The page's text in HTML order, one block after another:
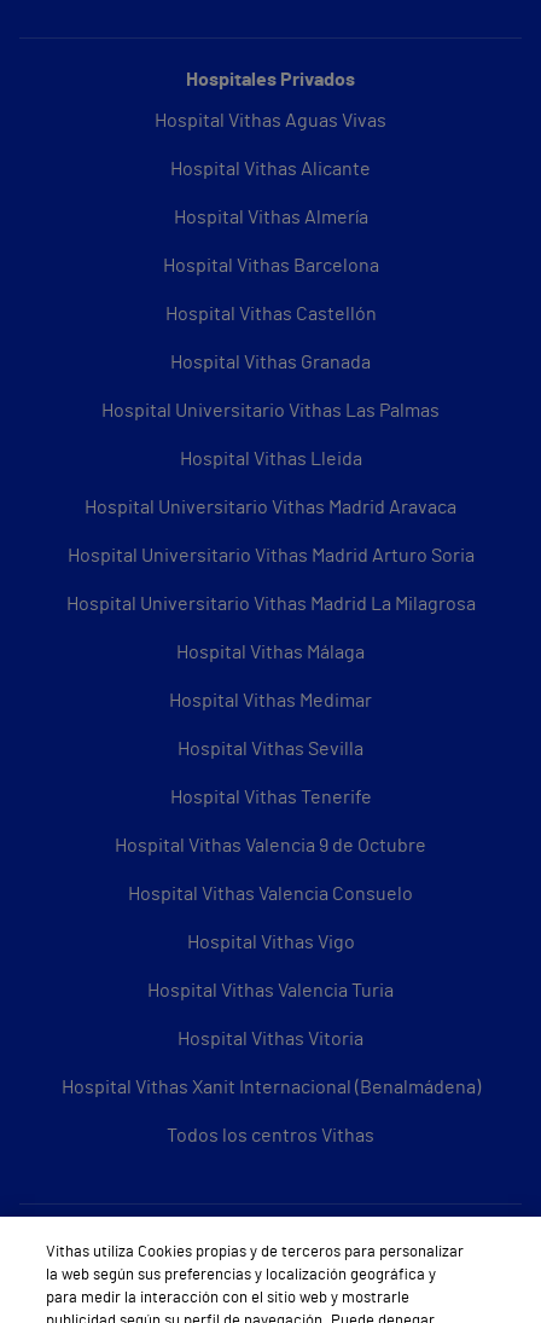
Hospitales Privados
Hospital Vithas Aguas Vivas
Hospital Vithas Alicante
Hospital Vithas Almería
Hospital Vithas Barcelona
Hospital Vithas Castellón
Hospital Vithas Granada
Hospital Universitario Vithas Las Palmas
Hospital Vithas Lleida
Hospital Universitario Vithas Madrid Aravaca
Hospital Universitario Vithas Madrid Arturo Soria
Hospital Universitario Vithas Madrid La Milagrosa
Hospital Vithas Málaga
Hospital Vithas Medimar
Hospital Vithas Sevilla
Hospital Vithas Tenerife
Hospital Vithas Valencia 9 de Octubre
Hospital Vithas Valencia Consuelo
Hospital Vithas Vigo
Hospital Vithas Valencia Turia
Hospital Vithas Vitoria
Hospital Vithas Xanit Internacional (Benalmádena)
Todos los centros Vithas
Sobre Vithas
Quiénes somos
Vithas utiliza Cookies propias y de terceros para personalizar
la web según sus preferencias y localización geográfica y
para medir la interacción con el sitio web y mostrarle